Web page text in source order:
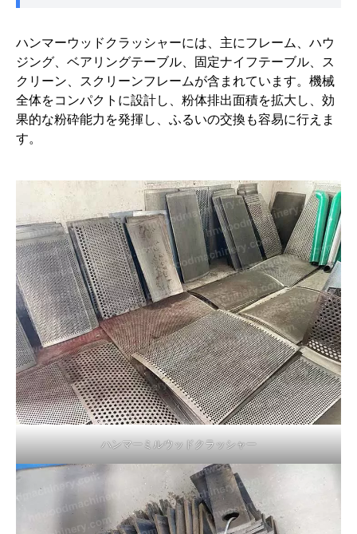
ハンマーウッドクラッシャーには、主にフレーム、ハウ
ジング、ベアリングテーブル、固定ナイフテーブル、ス
クリーン、スクリーンフレームが含まれています。機械
全体をコンパクトに設計し、粉体排出面積を拡大し、効
果的な粉砕能力を発揮し、ふるいの交換も容易に行えま
す。
ハンマーミルウッドクラッシャー